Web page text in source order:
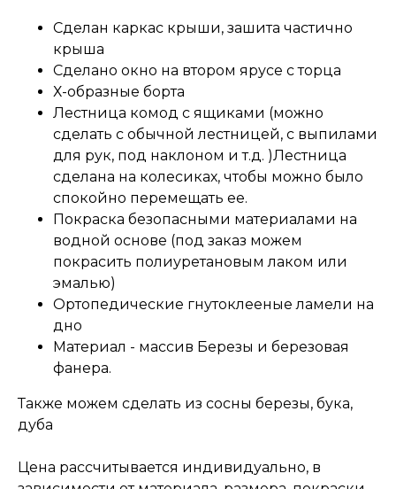
Сделан каркас крыши, зашита частично
крыша
Сделано окно на втором ярусе с торца
Х-образные борта
Лестница комод с ящиками (можно
сделать с обычной лестницей, с выпилами
для рук, под наклоном и т.д. )Лестница
сделана на колесиках, чтобы можно было
спокойно перемещать ее.
Покраска безопасными материалами на
водной основе (под заказ можем
покрасить полиуретановым лаком или
эмалью)
Ортопедические гнутоклееные ламели на
дно
Материал - массив Березы и березовая
фанера.
Также можем сделать из сосны березы, бука,
дуба
Цена рассчитывается индивидуально, в